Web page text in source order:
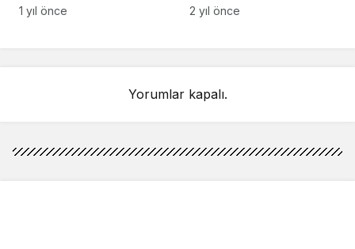
açıkladı: Sahurda
1 yıl önce
makarna
2 yıl önce
Yorumlar kapalı.